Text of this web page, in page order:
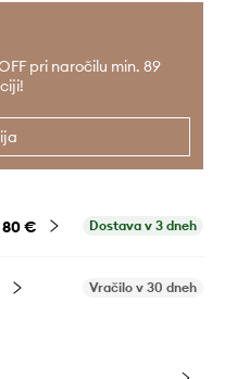
pri naročilu min. 89
80 € Dostava v 3 dneh
Vračilo v 30 dneh